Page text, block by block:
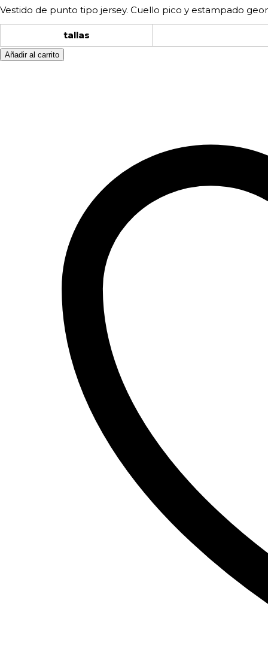
original
39,90€.
actual
es:
29,90€.
Vestido de punto tipo jersey. Cuello pico y estampado
tallas
Añadir al carrito